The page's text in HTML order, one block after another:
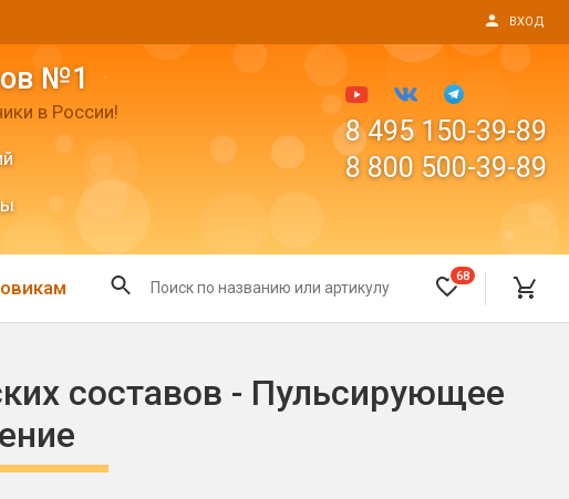
ВХОД
№1
в России!
8 495 150-39-89
8 800 500-39-89
68
составов - Пульсирующее